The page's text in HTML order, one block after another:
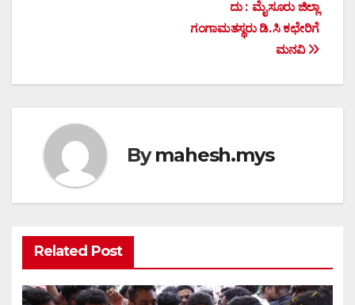
ದು : ಮೈಸೂರು ಜಿಲ್ಲಾ
ಗಂಗಾಮತಸ್ಥರು ಡಿ.ಸಿ ಕಛೇರಿಗೆ
ಮನವಿ
Bymahesh.mys
Related Post